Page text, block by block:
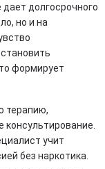
долгосрочного
но и на
формирует
терапию,
консультирование.
учит
без наркотика.